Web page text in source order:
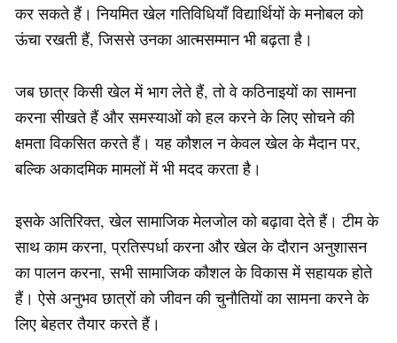
कर सकते हैं। नियमित खेल गतिविधियाँ विद्यार्थियों के मनोबल को
ऊंचा रखती हैं, जिससे उनका आत्मसम्मान भी बढ़ता है।
जब छात्र किसी खेल में भाग लेते हैं, तो वे कठिनाइयों का सामना
करना सीखते हैं और समस्याओं को हल करने के लिए सोचने की
क्षमता विकसित करते हैं। यह कौशल न केवल खेल के मैदान पर,
बल्कि अकादमिक मामलों में भी मदद करता है।
इसके अतिरिक्त, खेल सामाजिक मेलजोल को बढ़ावा देते हैं। टीम के
साथ काम करना, प्रतिस्पर्धा करना और खेल के दौरान अनुशासन
का पालन करना, सभी सामाजिक कौशल के विकास में सहायक होते
हैं। ऐसे अनुभव छात्रों को जीवन की चुनौतियों का सामना करने के
लिए बेहतर तैयार करते हैं।